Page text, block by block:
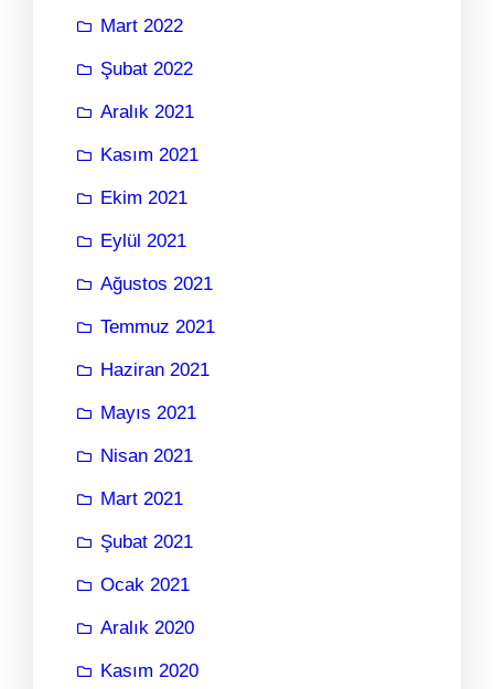
Mart 2022
Şubat 2022
Aralık 2021
Kasım 2021
Ekim 2021
Eylül 2021
Ağustos 2021
Temmuz 2021
Haziran 2021
Mayıs 2021
Nisan 2021
Mart 2021
Şubat 2021
Ocak 2021
Aralık 2020
Kasım 2020